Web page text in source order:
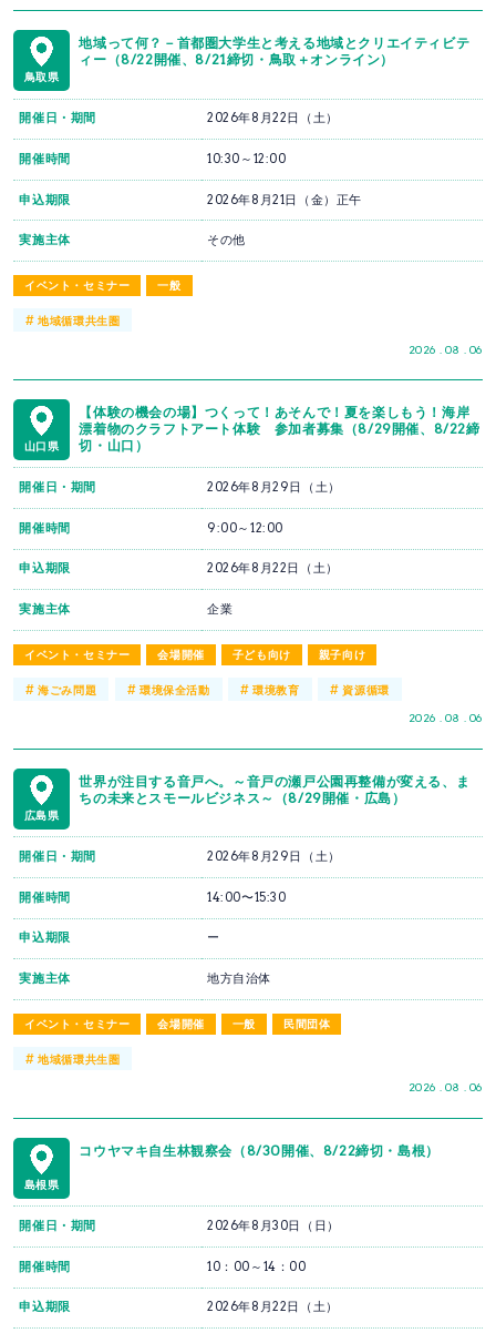
鳥取県
地域って何？－首都圏大学生と考える地域とクリエイティビテ
ィー（8/22開催、8/21締切・鳥取＋オンライン）
イベント・セミナー 一般
2026 . 08 . 06
開催日・期間 2026年8月22日（土）
開催時間 10:30～12:00
申込期限 2026年8月21日（金）正午
実施主体 その他
#地域循環共生圏
山口県
【体験の機会の場】つくって！あそんで！夏を楽しもう！海岸
漂着物のクラフトアート体験 参加者募集（8/29開催、8/22締
切・山口）
イベント・セミナー 会場開催 子ども向け 親子向け
2026 . 08 . 06
開催日・期間 2026年8月29日（土）
開催時間 9:00～12:00
申込期限 2026年8月22日（土）
実施主体 企業
#海ごみ問題 # 環境保全活動 #環境教育 #資源循環
広島県
世界が注目する音戸へ。～音戸の瀬戸公園再整備が変える、ま
ちの未来とスモールビジネス～（8/29開催・広島）
イベント・セミナー 会場開催 一般 民間団体
2026 . 08 . 06
開催日・期間 2026年8月29日（土）
開催時間 14:00〜15:30
申込期限 ー
実施主体 地方自治体
#地域循環共生圏
島根県
コウヤマキ自生林観察会（8/30開催、8/22締切・島根）
開催日・期間 2026年8月30日（日）
開催時間 10：00～14：00
申込期限 2026年8月22日（土）